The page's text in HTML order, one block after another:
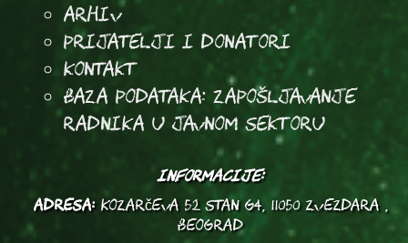
Arhiv
Prijatelji i donatori
Kontakt
Baza podataka: Zapošljavanje
radnika u javnom sektoru
INFORMACIJE:
ADRESA:Kozarčeva 52 stan G4, 11050 Zvezdara ,
Beograd